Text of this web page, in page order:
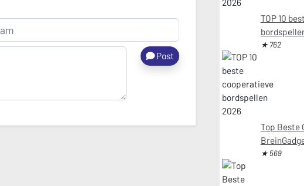
Post
TOP 10
★ 762
Top Beste
★ 569